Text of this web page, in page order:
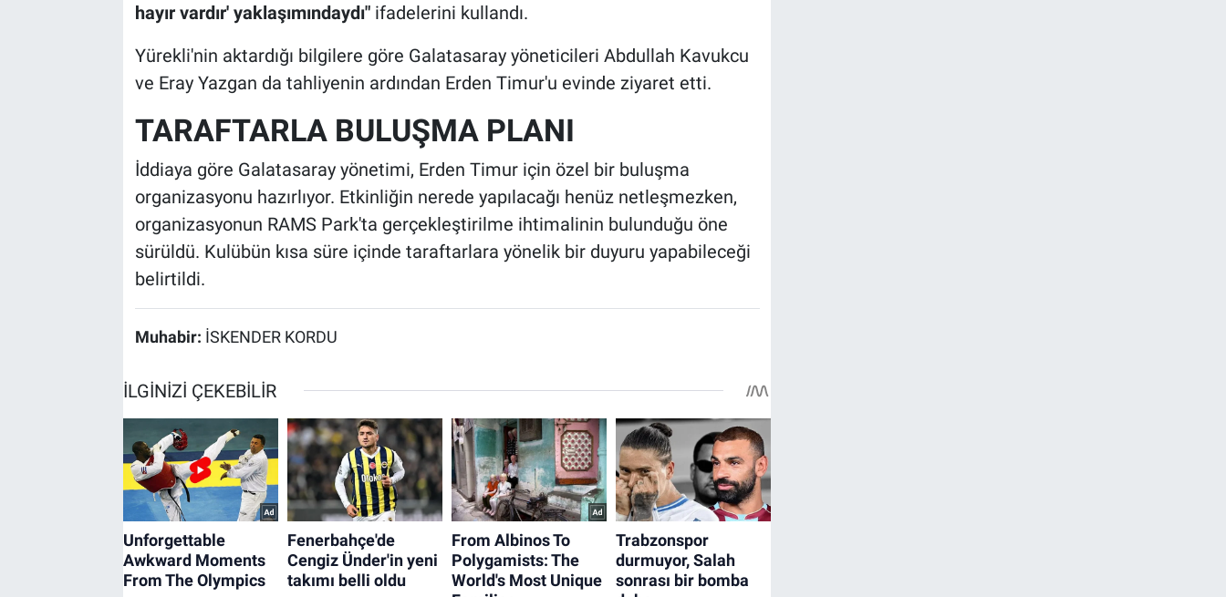
hayır vardır' yaklaşımındaydı"ifadelerini kullandı.
Yürekli'nin aktardığı bilgilere göre Galatasaray yöneticileri Abdullah Kavukcu
ve Eray Yazgan da tahliyenin ardından Erden Timur'u evinde ziyaret etti.
TARAFTARLA BULUŞMA PLANI
İddiaya göre Galatasaray yönetimi, Erden Timur için özel bir buluşma
organizasyonu hazırlıyor. Etkinliğin nerede yapılacağı henüz netleşmezken,
organizasyonun RAMS Park'ta gerçekleştirilme ihtimalinin bulunduğu öne
sürüldü. Kulübün kısa süre içinde taraftarlara yönelik bir duyuru yapabileceği
belirtildi.
Muhabir: İSKENDER KORDU